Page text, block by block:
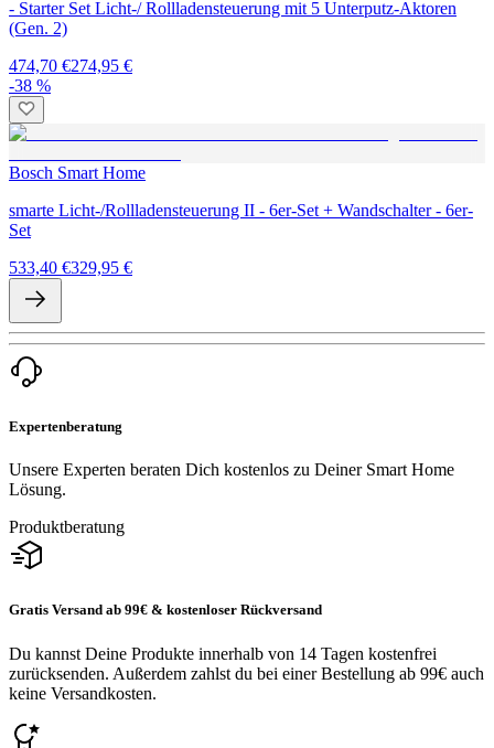
- Starter Set Licht-/ Rollladensteuerung mit 5 Unterputz-Aktoren
(Gen. 2)
474,70 €274,95 €
-38 %
Bosch Smart Home
smarte Licht-/Rollladensteuerung II - 6er-Set + Wandschalter - 6er-
Set
533,40 €329,95 €
Expertenberatung
Unsere Experten beraten Dich kostenlos zu Deiner Smart Home
Lösung.
Produktberatung
Gratis Versand ab 99€ & kostenloser Rückversand
Du kannst Deine Produkte innerhalb von 14 Tagen kostenfrei
zurücksenden. Außerdem zahlst du bei einer Bestellung ab 99€ auch
keine Versandkosten.